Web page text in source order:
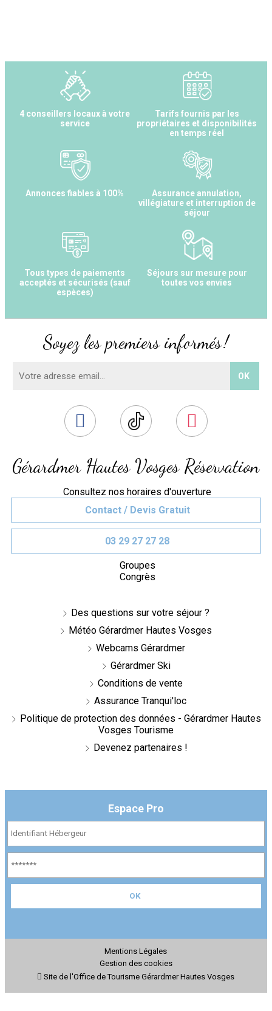
4 conseillers locaux à votre
service
Tarifs fournis par les
propriétaires et disponibilités
en temps réel
Annonces fiables à 100%
Assurance annulation,
villégiature et interruption de
séjour
Tous types de paiements
acceptés et sécurisés (sauf
espèces)
Séjours sur mesure pour
toutes vos envies
Gérardmer Hautes Vosges Réservation
Consultez nos horaires d'ouverture
Contact / Devis Gratuit
03 29 27 27 28
Groupes
Congrès
Des questions sur votre séjour ?
Météo Gérardmer Hautes Vosges
Webcams Gérardmer
Gérardmer Ski
Conditions de vente
Assurance Tranqui'loc
Politique de protection des données - Gérardmer Hautes
Vosges Tourisme
Devenez partenaires !
Soyez les premiers informés !
Espace Pro
Mentions Légales
Gestion des cookies
Site de l'Office de Tourisme Gérardmer Hautes Vosges